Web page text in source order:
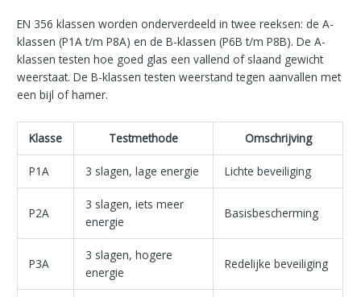
EN 356 klassen worden onderverdeeld in twee reeksen: de A-
klassen (P1A t/m P8A) en de B-klassen (P6B t/m P8B). De A-
klassen testen hoe goed glas een vallend of slaand gewicht
weerstaat. De B-klassen testen weerstand tegen aanvallen met
een bijl of hamer.
Klasse Testmethode Omschrijving
P1A 3 slagen, lage energie Lichte beveiliging
P2A
3 slagen, iets meer
energie
Basisbescherming
P3A
3 slagen, hogere
energie
Redelijke beveiliging